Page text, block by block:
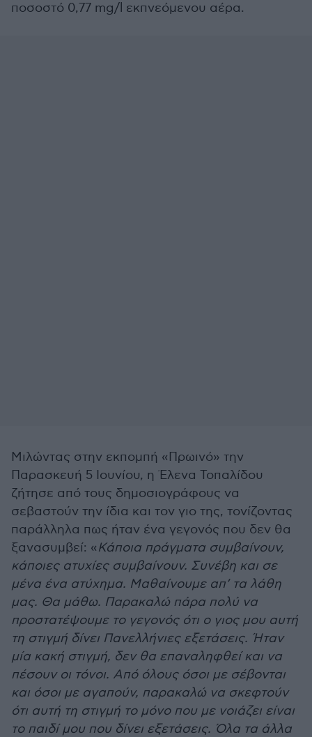
ποσοστό 0,77 mg/l εκπνεόμενου αέρα.
Μιλώντας στην εκπομπή «Πρωινό» την
Παρασκευή 5 Ιουνίου, η Έλενα Τοπαλίδου
ζήτησε από τους δημοσιογράφους να
σεβαστούν την ίδια και τον γιο της, τονίζοντας
παράλληλα πως ήταν ένα γεγονός που δεν θα
ξανασυμβεί: «Κάποια πράγματα συμβαίνουν,
κάποιες ατυχίες συμβαίνουν. Συνέβη και σε
μένα ένα ατύχημα. Μαθαίνουμε απ’ τα λάθη
μας. Θα μάθω. Παρακαλώ πάρα πολύ να
προστατέψουμε το γεγονός ότι ο γιος μου αυτή
τη στιγμή δίνει Πανελλήνιες εξετάσεις. Ήταν
μία κακή στιγμή, δεν θα επαναληφθεί και να
πέσουν οι τόνοι. Από όλους όσοι με σέβονται
και όσοι με αγαπούν, παρακαλώ να σκεφτούν
ότι αυτή τη στιγμή το μόνο που με νοιάζει είναι
το παιδί μου που δίνει εξετάσεις. Όλα τα άλλα